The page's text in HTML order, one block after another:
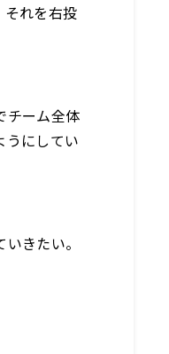
れを右投
チーム全体
うにしてい
きたい。